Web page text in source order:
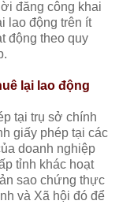
đăng công khai
lao động trên ít
động theo quy
lại lao động
tại trụ sở chính
giấy phép tại các
doanh nghiệp
tỉnh khác hoạt
sao chứng thực
và Xã hội đó để